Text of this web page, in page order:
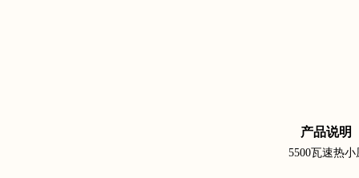
产品说明
5500瓦速热小